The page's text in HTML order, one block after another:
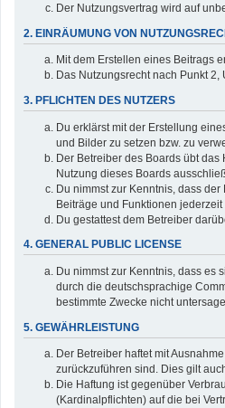
Der Nutzungsvertrag wird auf
2. EINRÄUMUNG VON
Mit dem Erstellen eines Beitrags
Das Nutzungsrecht nach Punkt
3. PFLICHTEN DES NUTZERS
Du erklärst mit der Erstellung
und Bilder zu setzen bzw. zu
Der Betreiber des Boards übt
Nutzung dieses Boards
Du nimmst zur Kenntnis, dass
Beiträge und Funktionen
Du gestattest dem Betreiber
4. GENERAL PUBLIC LICENSE
Du nimmst zur Kenntnis, dass es
durch die deutschsprachige
bestimmte Zwecke nicht
5. GEWÄHRLEISTUNG
Der Betreiber haftet mit
zurückzuführen sind. Dies gilt
Die Haftung ist gegenüber
(Kardinalpflichten) auf die bei